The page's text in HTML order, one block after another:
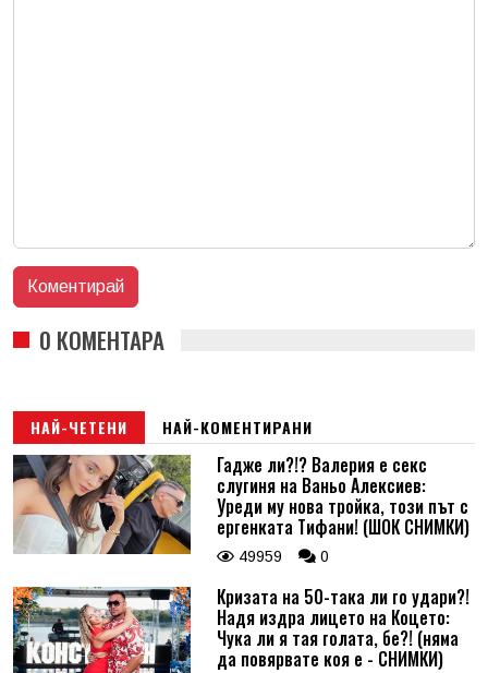
0 КОМЕНТАРА
НАЙ-ЧЕТЕНИ НАЙ-КОМЕНТИРАНИ
Гадже ли?!? Валерия е секс
слугиня на Ваньо Алексиев:
Уреди му нова тройка, този път с
ергенката Тифани! (ШОК СНИМКИ)
49959 0
Кризата на 50-така ли го удари?!
Надя издра лицето на Коцето:
Чука ли я тая голата, бе?! (няма
да повярвате коя е - СНИМКИ)